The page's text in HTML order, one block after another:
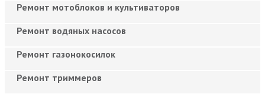
Ремонт мотоблоков и культиваторов
Ремонт водяных насосов
Ремонт газонокосилок
Ремонт триммеров